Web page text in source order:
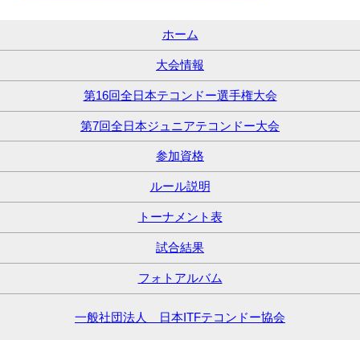
ホーム
大会情報
第16回全日本テコンドー選手権大会
第7回全日本ジュニアテコンドー大会
参加資格
ルール説明
トーナメント表
試合結果
フォトアルバム
一般社団法人 日本ITFテコンドー協会